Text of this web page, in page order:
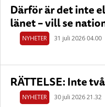
Därför är det inte
länet – vill se
NYHETER 31 juli 2026 04.00
RÄTTELSE: Inte
NYHETER 30 juli 2026 21.32